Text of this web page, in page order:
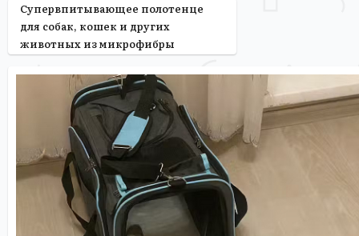
Супервпитывающее полотенце
для собак, кошек и других
животных из микрофибры